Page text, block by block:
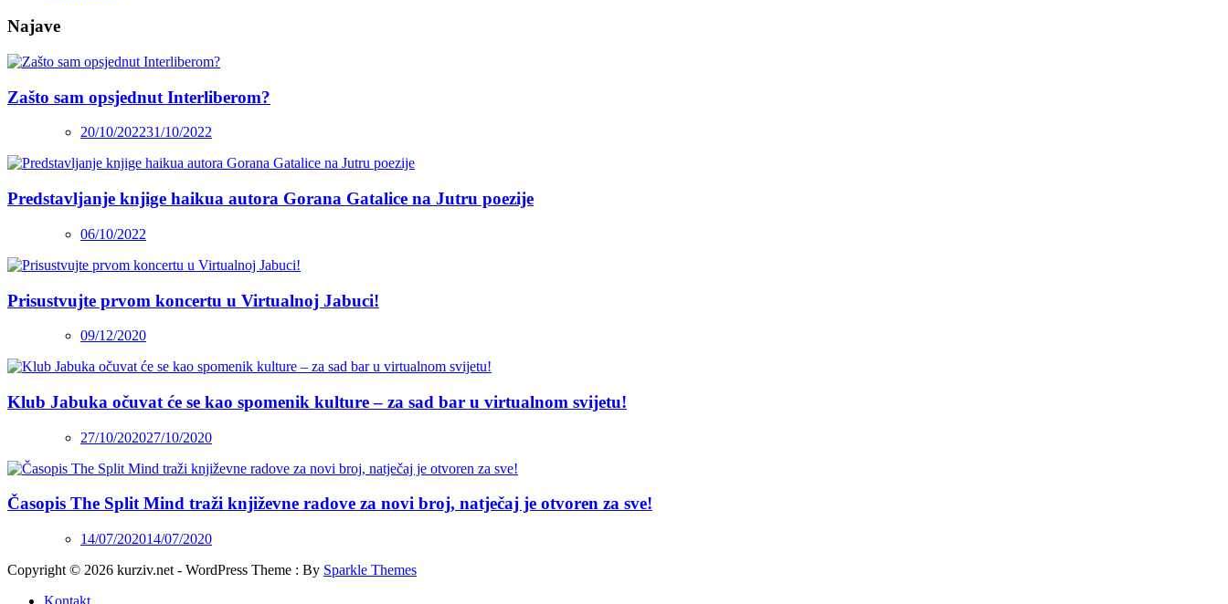
Najave
Zašto sam opsjednut Interliberom?
20/10/202231/10/2022
Predstavljanje knjige haikua autora Gorana Gatalice na Jutru poezije
06/10/2022
Prisustvujte prvom koncertu u Virtualnoj Jabuci!
09/12/2020
Klub Jabuka očuvat će se kao spomenik kulture – za sad bar u virtualnom svijetu!
27/10/202027/10/2020
Časopis The Split Mind traži književne radove za novi broj, natječaj je otvoren za sve!
14/07/202014/07/2020
Copyright © 2026 kurziv.net - WordPress Theme : By Sparkle Themes
Kontakt